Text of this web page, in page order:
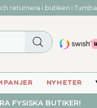
returnera i butiken i
NYHETER
FYSISKA BUTIKER!